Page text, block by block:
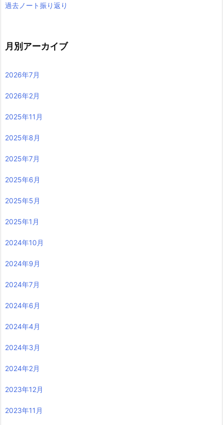
過去ノート振り返り
月別アーカイブ
2026年7月
2026年2月
2025年11月
2025年8月
2025年7月
2025年6月
2025年5月
2025年1月
2024年10月
2024年9月
2024年7月
2024年6月
2024年4月
2024年3月
2024年2月
2023年12月
2023年11月